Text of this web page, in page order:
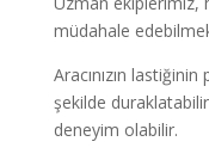
müdahale
Aracınızın
şekilde
deneyim olabilir.